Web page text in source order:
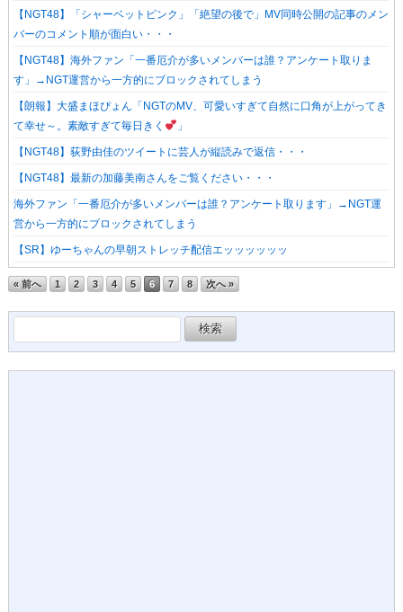
【NGT48】「シャーベットピンク」「絶望の後で」MV同時公開の記事のメン
バーのコメント順が面白い・・・
【NGT48】海外ファン「一番厄介が多いメンバーは誰？アンケート取りま
す」→NGT運営から一方的にブロックされてしまう
【朗報】大盛まほぴょん「NGTのMV、可愛いすぎて自然に口角が上がってき
て幸せ～。素敵すぎて毎日きく
」
【NGT48】荻野由佳のツイートに芸人が縦読みで返信・・・
【NGT48】最新の加藤美南さんをご覧ください・・・
海外ファン「一番厄介が多いメンバーは誰？アンケート取ります」→NGT運
営から一方的にブロックされてしまう
【SR】ゆーちゃんの早朝ストレッチ配信エッッッッッッ
« 前へ 1 2 3 4 5 6 7 8 次へ »
索: